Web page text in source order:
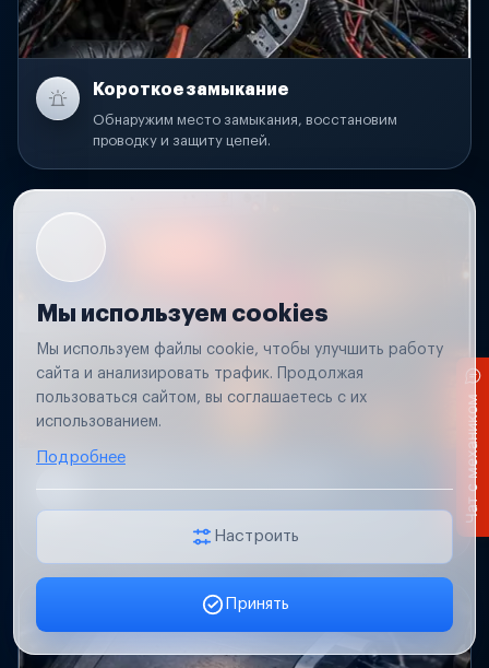
Короткое замыкание
Обнаружим место замыкания, восстановим
проводку и защиту цепей.
Проверим проводку и разъемы, восстановим
освещение прицепа.
Мы используем cookies
Мы используем файлы cookie, чтобы улучшить работу
сайта и анализировать трафик. Продолжая
пользоваться сайтом, вы соглашаетесь с их
использованием.
Подробнее
Настроить
Принять
Заявка онлайн
Чат с механиком